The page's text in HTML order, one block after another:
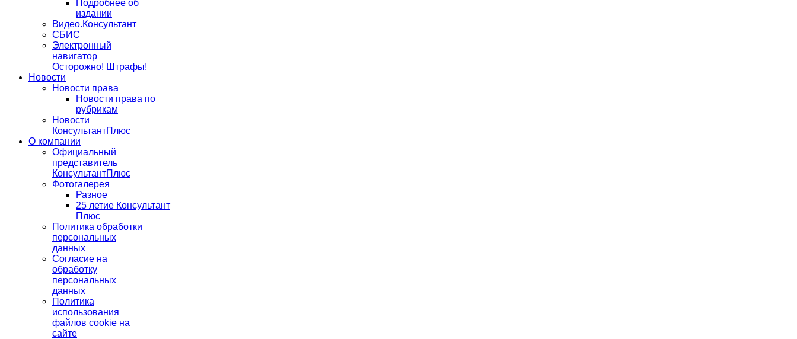
Подробнее об
издании
Видео.Консультант
СБИС
Электронный
навигатор
Осторожно! Штрафы!
Новости
Новости права
Новости права по
рубрикам
Новости
КонсультантПлюс
О компании
Официальный
представитель
КонсультантПлюс
Фотогалерея
Разное
25 летие Консультант
Плюс
Политика обработки
персональных
данных
Согласие на
обработку
персональных
данных
Политика
использования
файлов cookie на
сайте